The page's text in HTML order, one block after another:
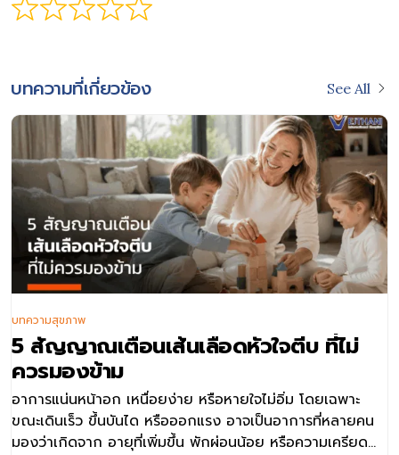
บทความที่เกี่ยวข้อง See All
5 สัญญาณเตือนเส้นเลือดหัวใจตีบ ที่ไม่
ควรมองข้าม
อาการแน่นหน้าอก เหนื่อยง่าย หรือหายใจไม่อิ่ม โดยเฉพาะ
ขณะเดินเร็ว ขึ้นบันได หรือออกแรง อาจเป็นอาการที่หลายคน
มองว่าเกิดจาก อายุที่เพิ่มขึ้น พักผ่อนน้อย หรือความเครียด
บทความสุขภาพ